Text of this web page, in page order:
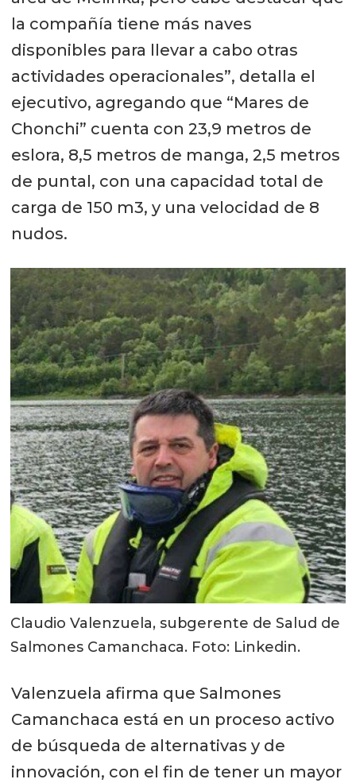
la compañía tiene más naves
disponibles para llevar a cabo otras
actividades operacionales”, detalla el
ejecutivo, agregando que “Mares de
Chonchi” cuenta con 23,9 metros de
eslora, 8,5 metros de manga, 2,5 metros
de puntal, con una capacidad total de
carga de 150 m3, y una velocidad de 8
nudos.
Claudio Valenzuela, subgerente de Salud de
Salmones Camanchaca. Foto: Linkedin.
Valenzuela afirma que Salmones
Camanchaca está en un proceso activo
de búsqueda de alternativas y de
innovación, con el fin de tener un mayor